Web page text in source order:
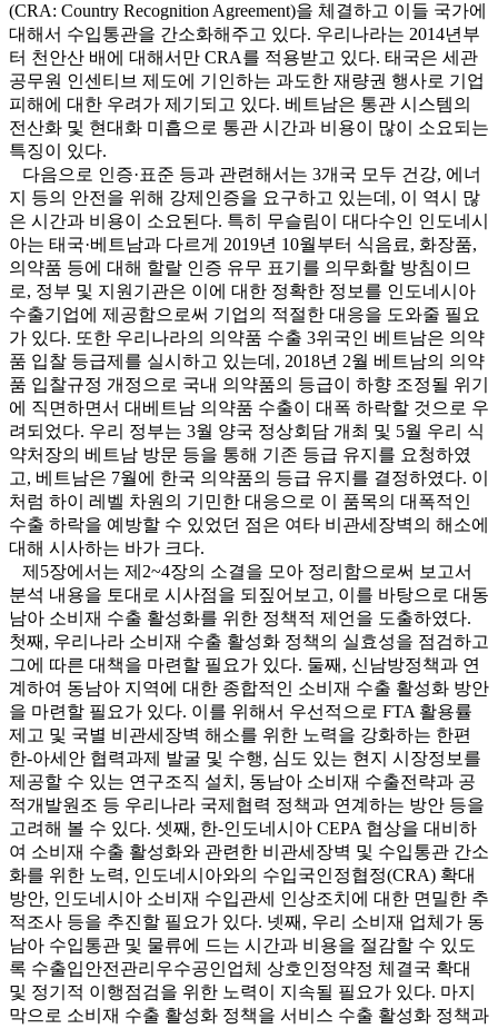
(CRA: Country Recognition Agreement)을 체결하고 이들 국가에
대해서 수입통관을 간소화해주고 있다. 우리나라는 2014년부
터 천안산 배에 대해서만 CRA를 적용받고 있다. 태국은 세관
공무원 인센티브 제도에 기인하는 과도한 재량권 행사로 기업
피해에 대한 우려가 제기되고 있다. 베트남은 통관 시스템의
전산화 및 현대화 미흡으로 통관 시간과 비용이 많이 소요되는
특징이 있다.
다음으로 인증·표준 등과 관련해서는 3개국 모두 건강, 에너
지 등의 안전을 위해 강제인증을 요구하고 있는데, 이 역시 많
은 시간과 비용이 소요된다. 특히 무슬림이 대다수인 인도네시
아는 태국·베트남과 다르게 2019년 10월부터 식음료, 화장품,
의약품 등에 대해 할랄 인증 유무 표기를 의무화할 방침이므
로, 정부 및 지원기관은 이에 대한 정확한 정보를 인도네시아
수출기업에 제공함으로써 기업의 적절한 대응을 도와줄 필요
가 있다. 또한 우리나라의 의약품 수출 3위국인 베트남은 의약
품 입찰 등급제를 실시하고 있는데, 2018년 2월 베트남의 의약
품 입찰규정 개정으로 국내 의약품의 등급이 하향 조정될 위기
에 직면하면서 대베트남 의약품 수출이 대폭 하락할 것으로 우
려되었다. 우리 정부는 3월 양국 정상회담 개최 및 5월 우리 식
약처장의 베트남 방문 등을 통해 기존 등급 유지를 요청하였
고, 베트남은 7월에 한국 의약품의 등급 유지를 결정하였다. 이
처럼 하이 레벨 차원의 기민한 대응으로 이 품목의 대폭적인
수출 하락을 예방할 수 있었던 점은 여타 비관세장벽의 해소에
대해 시사하는 바가 크다.
제5장에서는 제2~4장의 소결을 모아 정리함으로써 보고서
분석 내용을 토대로 시사점을 되짚어보고, 이를 바탕으로 대동
남아 소비재 수출 활성화를 위한 정책적 제언을 도출하였다.
첫째, 우리나라 소비재 수출 활성화 정책의 실효성을 점검하고
그에 따른 대책을 마련할 필요가 있다. 둘째, 신남방정책과 연
계하여 동남아 지역에 대한 종합적인 소비재 수출 활성화 방안
을 마련할 필요가 있다. 이를 위해서 우선적으로 FTA 활용률
제고 및 국별 비관세장벽 해소를 위한 노력을 강화하는 한편
한-아세안 협력과제 발굴 및 수행, 심도 있는 현지 시장정보를
제공할 수 있는 연구조직 설치, 동남아 소비재 수출전략과 공
적개발원조 등 우리나라 국제협력 정책과 연계하는 방안 등을
고려해 볼 수 있다. 셋째, 한-인도네시아 CEPA 협상을 대비하
여 소비재 수출 활성화와 관련한 비관세장벽 및 수입통관 간소
화를 위한 노력, 인도네시아와의 수입국인정협정(CRA) 확대
방안, 인도네시아 소비재 수입관세 인상조치에 대한 면밀한 추
적조사 등을 추진할 필요가 있다. 넷째, 우리 소비재 업체가 동
남아 수입통관 및 물류에 드는 시간과 비용을 절감할 수 있도
록 수출입안전관리우수공인업체 상호인정약정 체결국 확대
및 정기적 이행점검을 위한 노력이 지속될 필요가 있다. 마지
막으로 소비재 수출 활성화 정책을 서비스 수출 활성화 정책과